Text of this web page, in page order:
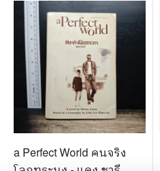
a Perfect World คนจริง